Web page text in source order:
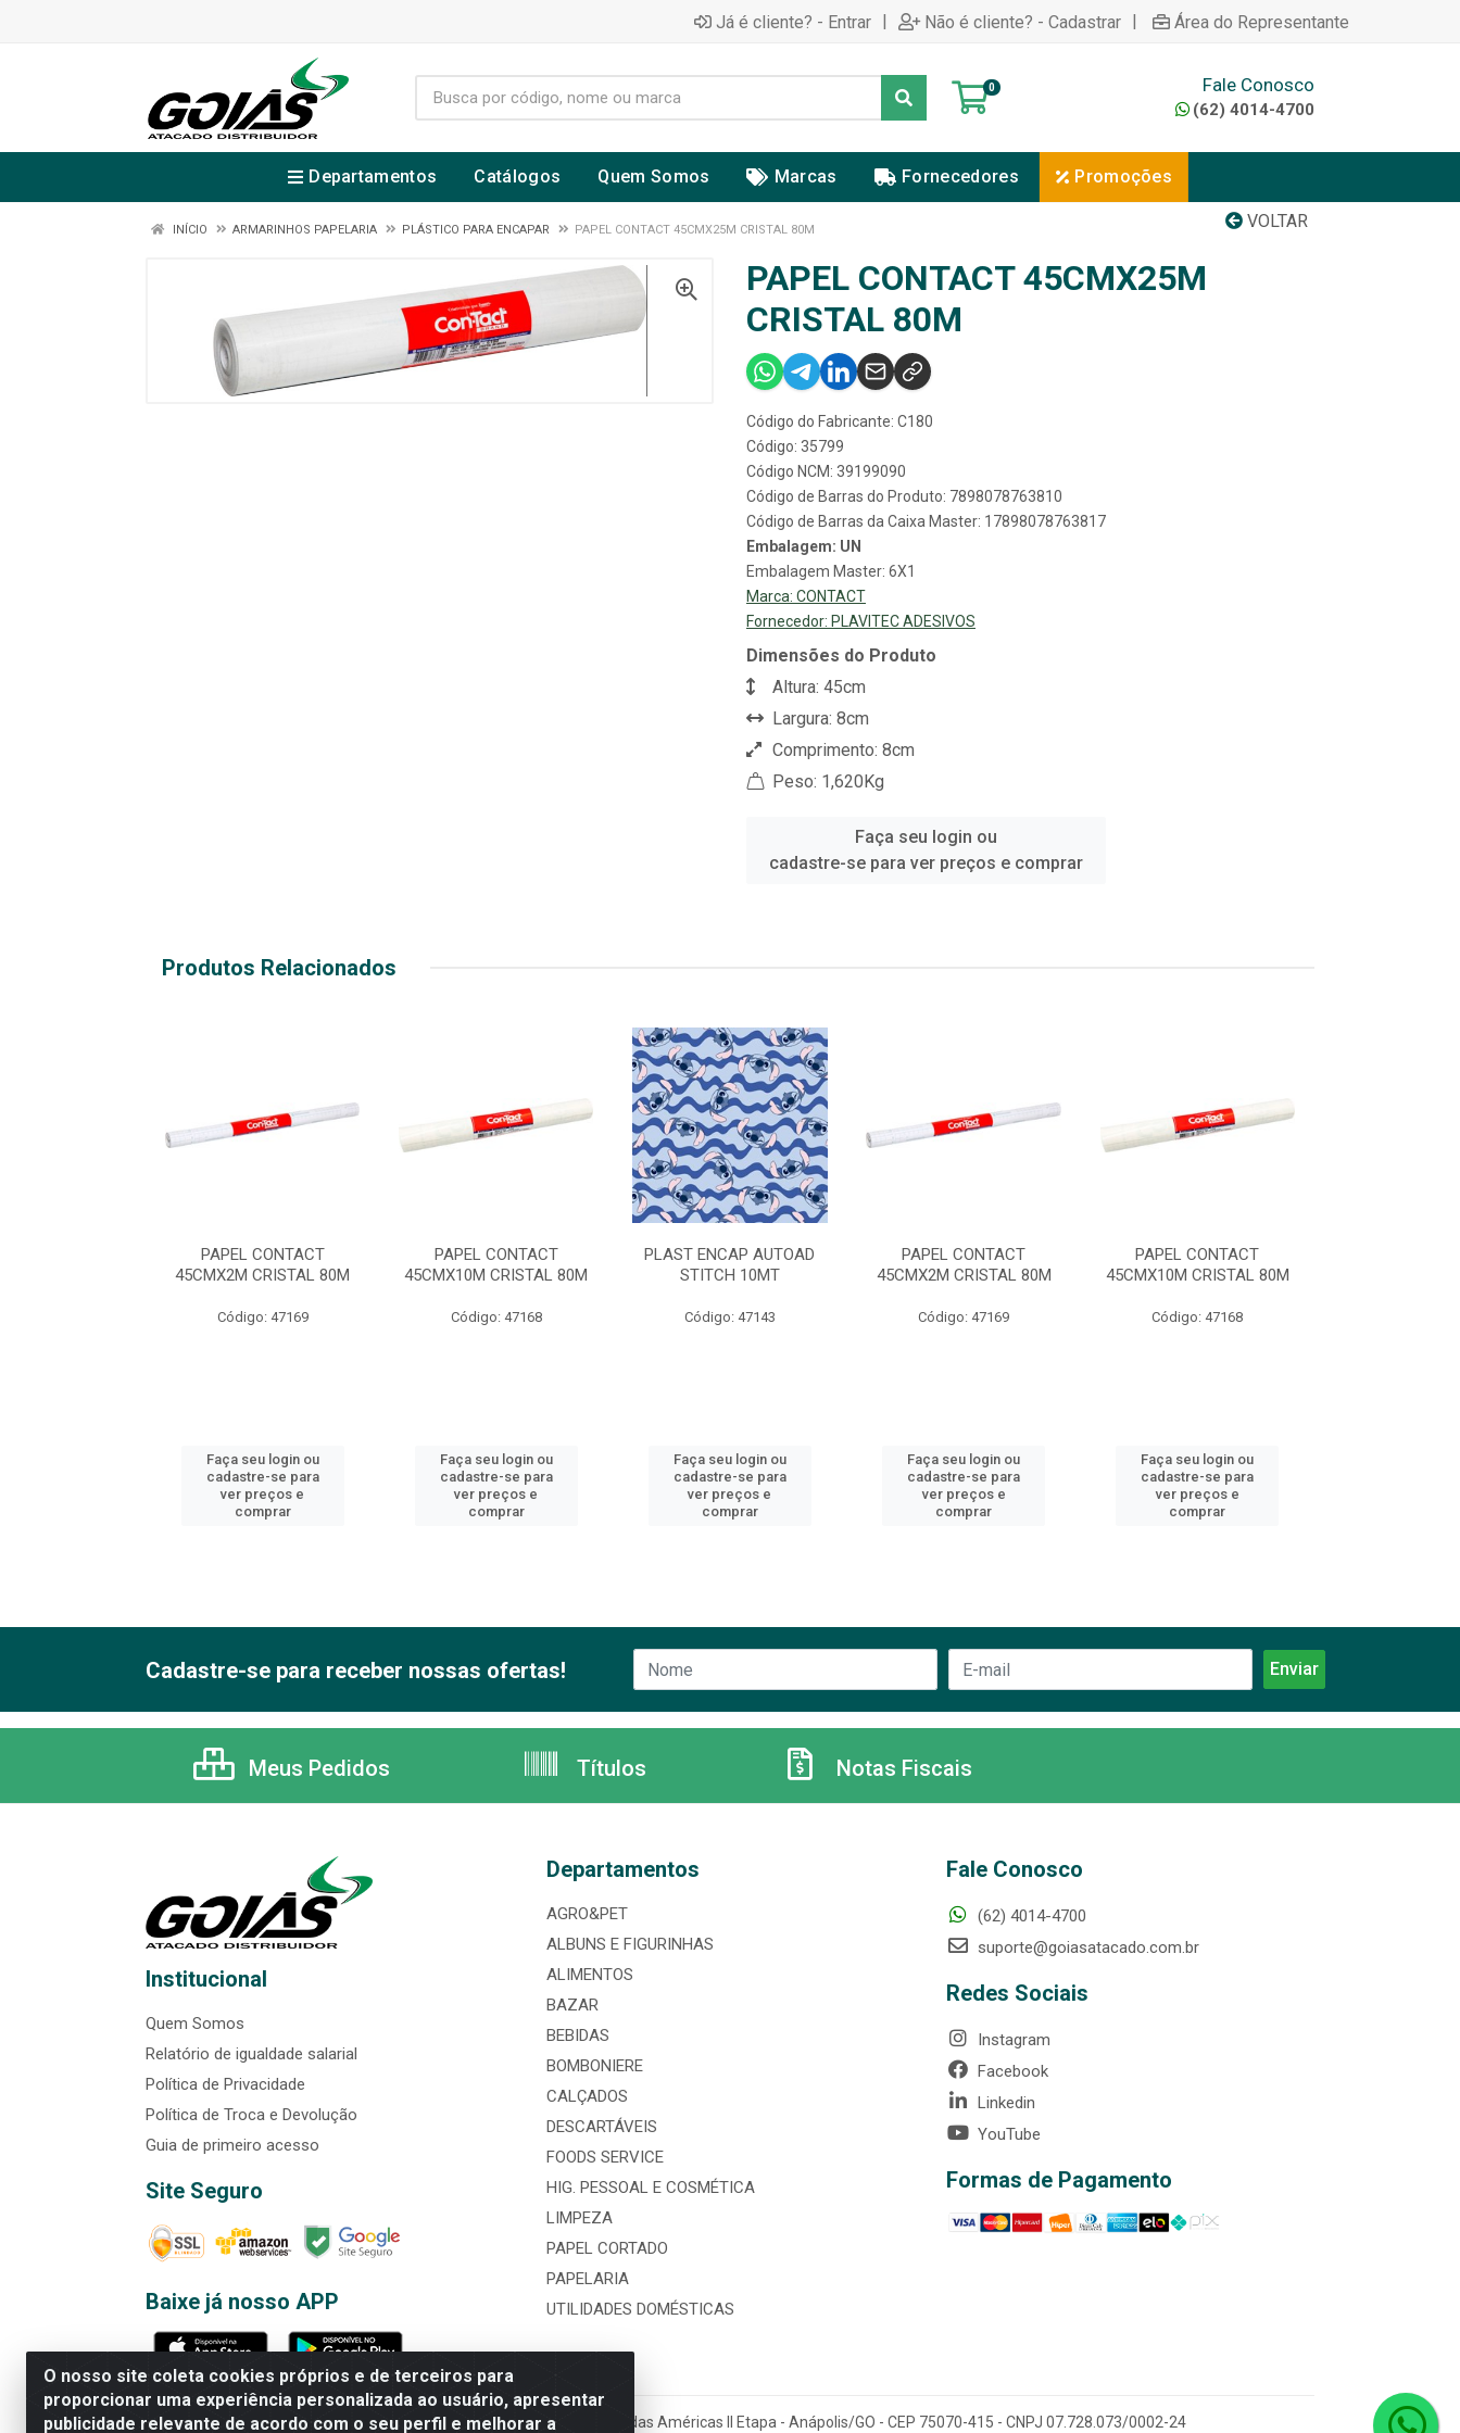
Já é cliente? - Entrar | Não é cliente? - Cadastrar | Área do Representante
0 Fale Conosco
(62) 4014-4700
Departamentos Catálogos Quem Somos Marcas Fornecedores Promoções
VOLTAR
INÍCIO ARMARINHOS PAPELARIA PLÁSTICO PARA ENCAPAR PAPEL CONTACT 45CMX25M CRISTAL 80M
PAPEL CONTACT 45CMX25M
CRISTAL 80M
Código do Fabricante: C180
Código: 35799
Código NCM: 39199090
Código de Barras do Produto: 7898078763810
Código de Barras da Caixa Master: 17898078763817
Embalagem: UN
Embalagem Master: 6X1
Marca: CONTACT
Fornecedor: PLAVITEC ADESIVOS
Dimensões do Produto
Altura: 45cm
Largura: 8cm
Comprimento: 8cm
Peso: 1,620Kg
Faça seu login ou
cadastre-se para ver preços e comprar
Produtos Relacionados
PAPEL CONTACT
45CMX2M CRISTAL 80M
Código: 47169
Faça seu login ou
cadastre-se para
ver preços e
comprar
PAPEL CONTACT
45CMX10M CRISTAL 80M
Código: 47168
Faça seu login ou
cadastre-se para
ver preços e
comprar
PLAST ENCAP AUTOAD
STITCH 10MT
Código: 47143
Faça seu login ou
cadastre-se para
ver preços e
comprar
PAPEL CONTACT
45CMX2M CRISTAL 80M
Código: 47169
Faça seu login ou
cadastre-se para
ver preços e
comprar
PAPEL CONTACT
45CMX10M CRISTAL 80M
Código: 47168
Faça seu login ou
cadastre-se para
ver preços e
comprar
O nosso site coleta cookies próprios e de terceiros para
proporcionar uma experiência personalizada ao usuário, apresentar
publicidade relevante de acordo com o seu perfil e melhorar a
Cadastre-se para receber nossas ofertas!
Meus Pedidos Títulos Notas Fiscais
Institucional
Quem Somos
Relatório de igualdade salarial
Política de Privacidade
Política de Troca e Devolução
Guia de primeiro acesso
Site Seguro
Baixe já nosso APP
Departamentos
AGRO&PET
ALBUNS E FIGURINHAS
ALIMENTOS
BAZAR
BEBIDAS
BOMBONIERE
CALÇADOS
DESCARTÁVEIS
FOODS SERVICE
HIG. PESSOAL E COSMÉTICA
LIMPEZA
PAPEL CORTADO
PAPELARIA
UTILIDADES DOMÉSTICAS
Fale Conosco
(62) 4014-4700
suporte@goiasatacado.com.br
Redes Sociais
Instagram
Facebook
Linkedin
YouTube
Formas de Pagamento
Rede Brasil - Avenida Universitária, nº 3860, Jardim das Américas II Etapa - Anápolis/GO - CEP 75070-415 - CNPJ 07.728.073/0002-24